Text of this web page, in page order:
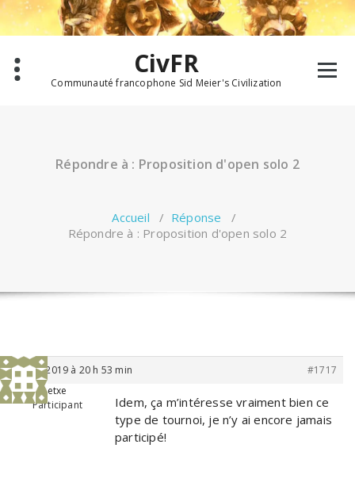
Aller
contenu
CivFR
Communauté francophone Sid Meier's Civilization
Répondre à : Proposition d'open solo 2
Accueil / Réponse /
Répondre à : Proposition d'open solo 2
8 juin 2019 à 20 h 53 min
#1717
metxe
Participant
Idem, ça m’intéresse vraiment bien ce
type de tournoi, je n’y ai encore jamais
participé!